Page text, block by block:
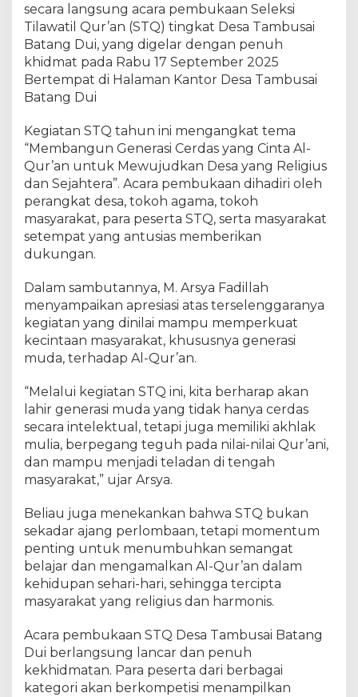
l
a
h
H
i
r
P
e
m
b
u
a
n
S
D
s
a
T
a
m
b
s
a
a
t
a
g
D
u
i
secara langsung acara pembukaan Seleksi
Tilawatil Qur’an (STQ) tingkat Desa Tambusai
Batang Dui, yang digelar dengan penuh
khidmat pada Rabu 17 September 2025
Bertempat di Halaman Kantor Desa Tambusai
Batang Dui
Kegiatan STQ tahun ini mengangkat tema
“Membangun Generasi Cerdas yang Cinta Al-
Qur’an untuk Mewujudkan Desa yang Religius
dan Sejahtera”. Acara pembukaan dihadiri oleh
perangkat desa, tokoh agama, tokoh
masyarakat, para peserta STQ, serta masyarakat
setempat yang antusias memberikan
dukungan.
Dalam sambutannya, M. Arsya Fadillah
menyampaikan apresiasi atas terselenggaranya
kegiatan yang dinilai mampu memperkuat
kecintaan masyarakat, khususnya generasi
muda, terhadap Al-Qur’an.
“Melalui kegiatan STQ ini, kita berharap akan
lahir generasi muda yang tidak hanya cerdas
secara intelektual, tetapi juga memiliki akhlak
mulia, berpegang teguh pada nilai-nilai Qur’ani,
dan mampu menjadi teladan di tengah
masyarakat,” ujar Arsya.
Beliau juga menekankan bahwa STQ bukan
sekadar ajang perlombaan, tetapi momentum
penting untuk menumbuhkan semangat
belajar dan mengamalkan Al-Qur’an dalam
kehidupan sehari-hari, sehingga tercipta
masyarakat yang religius dan harmonis.
Acara pembukaan STQ Desa Tambusai Batang
Dui berlangsung lancar dan penuh
kekhidmatan. Para peserta dari berbagai
kategori akan berkompetisi menampilkan